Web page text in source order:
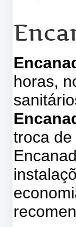
horas,
troca